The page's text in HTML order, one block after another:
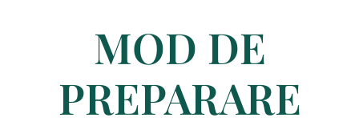
MOD DE
PREPARARE